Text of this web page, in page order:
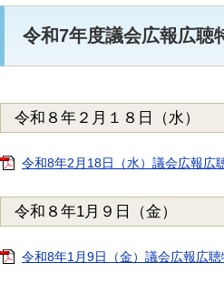
令和7年度議会広報広聴
令和８年２月１８日（水）
令和8年2月18日（水）議会広報広
令和８年1月９日（金）
令和8年1月9日（金）議会広報広